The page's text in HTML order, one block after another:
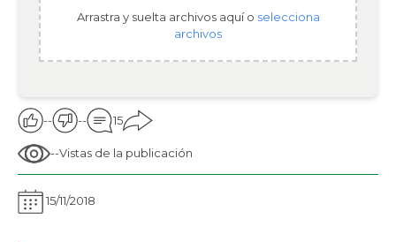
Arrastra y suelta archivos aquí o selecciona
archivos
-- -- 15
--Vistas de la publicación
15/11/2018